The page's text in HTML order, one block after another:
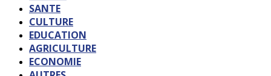
SANTE
CULTURE
EDUCATION
AGRICULTURE
ECONOMIE